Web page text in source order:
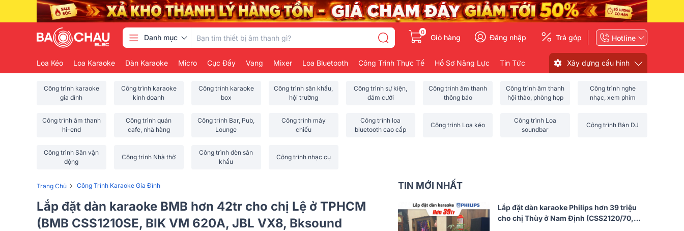
Danh mục
0
Giỏ hàng Đăng nhập Trả góp Hotline
Loa Kéo Loa Karaoke Dàn Karaoke Micro Cục Đẩy Vang Mixer Loa Bluetooth Công Trình Thực Tế Hồ Sơ Năng Lực Tin Tức Xây dựng cấu hình
Công trình karaoke
gia đình
Công trình karaoke
kinh doanh
Công trình karaoke
box
Công trình sân khấu,
hội trường
Công trình sự kiện,
đám cưới
Công trình âm thanh
thông báo
Công trình âm thanh
hội thảo, phòng họp
Công trình nghe
nhạc, xem phim
Công trình âm thanh
hi-end
Công trình quán
cafe, nhà hàng
Công trình Bar, Pub,
Lounge
Công trình máy
chiếu
Công trình loa
bluetooth cao cấp
Công trình Loa kéo
Công trình Loa
soundbar
Công trình Bàn DJ
Công trình Sân vận
động
Công trình Nhà thờ
Công trình đèn sân
khấu
Công trình nhạc cụ
Trang Chủ › Công Trình Karaoke Gia Đình
Lắp đặt dàn karaoke BMB hơn 42tr cho chị Lệ ở TPHCM
(BMB CSS1210SE, BIK VM 620A, JBL VX8, Bksound
TIN MỚI NHẤT
Lắp đặt dàn karaoke Philips hơn 39 triệu
cho chị Thùy ở Nam Định (CSS2120/70,